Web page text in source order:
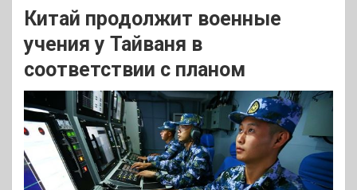
Китай продолжит военные
учения у Тайваня в
соответствии с планом